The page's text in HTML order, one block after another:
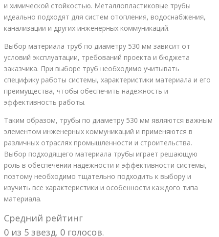
и химической стойкостью. Металлопластиковые трубы
идеально подходят для систем отопления, водоснабжения,
канализации и других инженерных коммуникаций.
Выбор материала труб по диаметру 530 мм зависит от
условий эксплуатации, требований проекта и бюджета
заказчика. При выборе труб необходимо учитывать
специфику работы системы, характеристики материала и его
преимущества, чтобы обеспечить надежность и
эффективность работы.
Таким образом, трубы по диаметру 530 мм являются важным
элементом инженерных коммуникаций и применяются в
различных отраслях промышленности и строительства.
Выбор подходящего материала трубы играет решающую
роль в обеспечении надежности и эффективности системы,
поэтому необходимо тщательно подходить к выбору и
изучить все характеристики и особенности каждого типа
материала.
Средний рейтинг
0 из 5 звезд. 0 голосов.